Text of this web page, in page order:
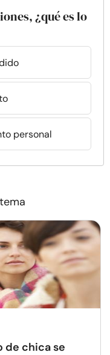
¿qué es lo
personal
de chica se